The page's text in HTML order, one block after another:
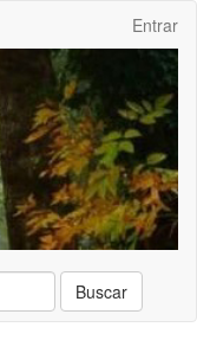
Entrar
Buscar